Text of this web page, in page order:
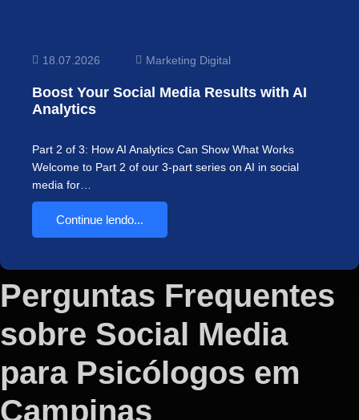
18.07.2026 Marketing Digital
Boost Your Social Media Results with AI
Analytics
Part 2 of 3: How AI Analytics Can Show What Works
Welcome to Part 2 of our 3-part series on AI in social
media for…
Continue lendo...
Perguntas Frequentes
sobre Social Media
para Psicólogos em
Campinas